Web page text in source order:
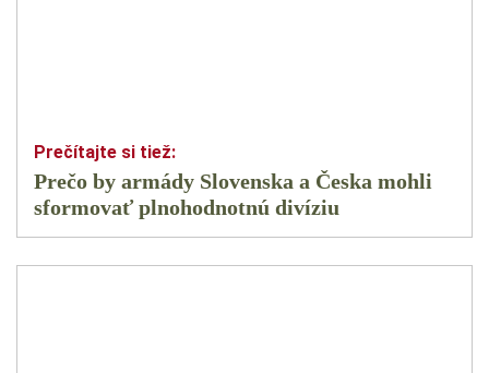
Prečo by armády Slovenska a Česka mohli
sformovať plnohodnotnú divíziu